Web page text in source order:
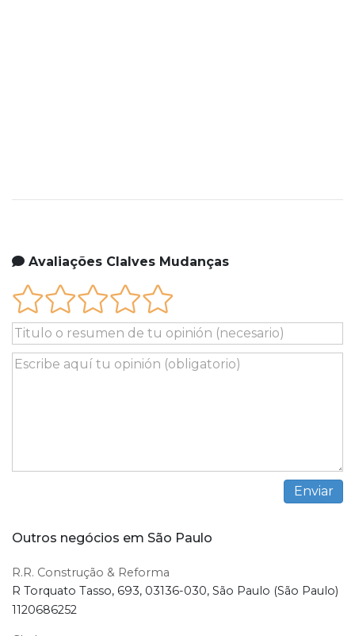
Avaliações Clalves Mudanças
Outros negócios em São Paulo
R.R. Construção & Reforma
R Torquato Tasso, 693, 03136-030, São Paulo (São Paulo)
1120686252